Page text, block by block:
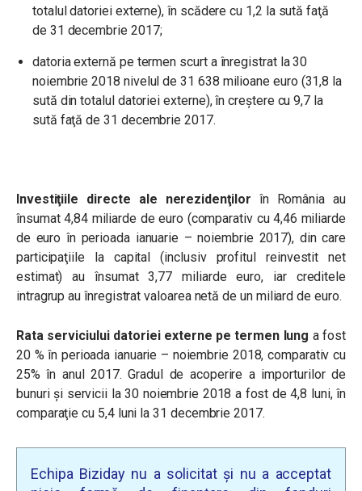
totalul datoriei externe), în scădere cu 1,2 la sută faţă
de 31 decembrie 2017;
datoria externă pe termen scurt a înregistrat la 30
noiembrie 2018 nivelul de 31 638 milioane euro (31,8 la
sută din totalul datoriei externe), în creştere cu 9,7 la
sută faţă de 31 decembrie 2017.
Investiţiile directe ale nerezidenţilor în România au
însumat 4,84 miliarde de euro (comparativ cu 4,46 miliarde
de euro în perioada ianuarie – noiembrie 2017), din care
participaţiile la capital (inclusiv profitul reinvestit net
estimat) au însumat 3,77 miliarde euro, iar creditele
intragrup au înregistrat valoarea netă de un miliard de euro.
Rata serviciului datoriei externe pe termen lung a fost
20 % în perioada ianuarie – noiembrie 2018, comparativ cu
25% în anul 2017. Gradul de acoperire a importurilor de
bunuri şi servicii la 30 noiembrie 2018 a fost de 4,8 luni, în
comparaţie cu 5,4 luni la 31 decembrie 2017.
Echipa Biziday nu a solicitat și nu a acceptat